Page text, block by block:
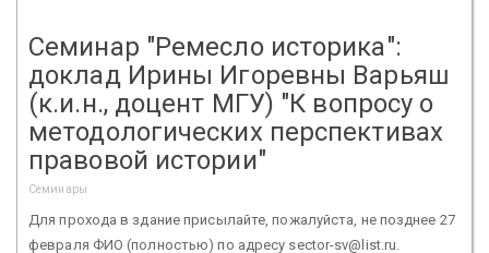
Cеминар "Ремесло историка":
доклад Ирины Игоревны Варьяш
(к.и.н., доцент МГУ) "К вопросу о
методологических перспективах
правовой истории"
Семинары
Для прохода в здание присылайте, пожалуйста, не позднее 27
февраля ФИО (полностью) по адресу sector-sv@list.ru.